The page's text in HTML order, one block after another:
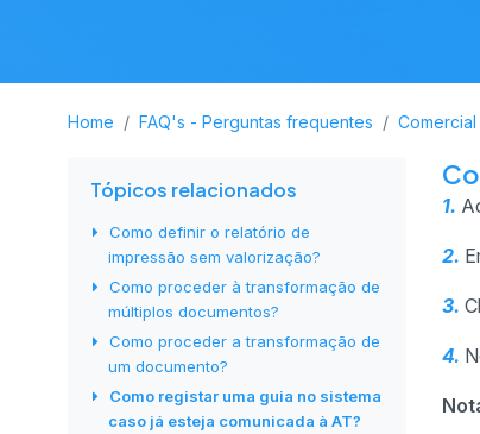
Home FAQ's - Perguntas frequentes Comercial
Tópicos relacionados
Como definir o relatório de
impressão sem valorização?
Como proceder à transformação de
múltiplos documentos?
Como proceder a transformação de
um documento?
Como registar uma guia no sistema
caso já esteja comunicada à AT?
1.
2.
3.
4.